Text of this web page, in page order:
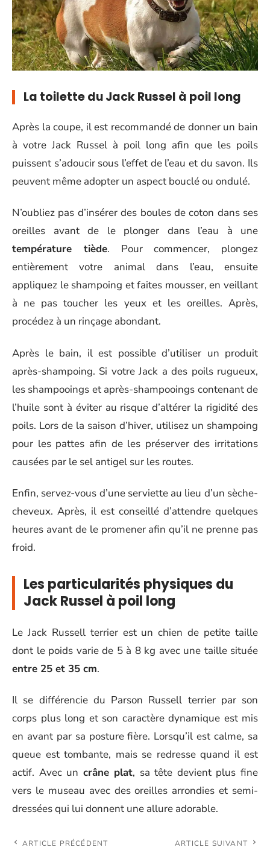
La toilette du Jack Russel à poil long
Après la coupe, il est recommandé de donner un bain
à votre Jack Russel à poil long afin que les poils
puissent s’adoucir sous l’effet de l’eau et du savon. Ils
peuvent même adopter un aspect bouclé ou ondulé.
N’oubliez pas d’insérer des boules de coton dans ses
oreilles avant de le plonger dans l’eau à une
température tiède. Pour commencer, plongez
entièrement votre animal dans l’eau, ensuite
appliquez le shampoing et faites mousser, en veillant
à ne pas toucher les yeux et les oreilles. Après,
procédez à un rinçage abondant.
Après le bain, il est possible d’utiliser un produit
après-shampoing. Si votre Jack a des poils rugueux,
les shampooings et après-shampooings contenant de
l’huile sont à éviter au risque d’altérer la rigidité des
poils. Lors de la saison d’hiver, utilisez un shampoing
pour les pattes afin de les préserver des irritations
causées par le sel antigel sur les routes.
Enfin, servez-vous d’une serviette au lieu d’un sèche-
cheveux. Après, il est conseillé d’attendre quelques
heures avant de le promener afin qu’il ne prenne pas
froid.
Les particularités physiques du
Jack Russel à poil long
Le Jack Russell terrier est un chien de petite taille
dont le poids varie de 5 à 8 kg avec une taille située
entre 25 et 35 cm.
Il se différencie du Parson Russell terrier par son
corps plus long et son caractère dynamique est mis
en avant par sa posture fière. Lorsqu’il est calme, sa
queue est tombante, mais se redresse quand il est
actif. Avec un crâne plat, sa tête devient plus fine
vers le museau avec des oreilles arrondies et semi-
dressées qui lui donnent une allure adorable.
ARTICLE PRÉCÉDENT ARTICLE SUIVANT